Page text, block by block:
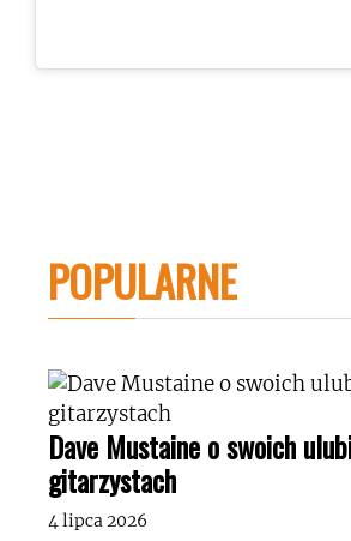
POPULARNE
Dave Mustaine o swoich
gitarzystach
4 lipca 2026